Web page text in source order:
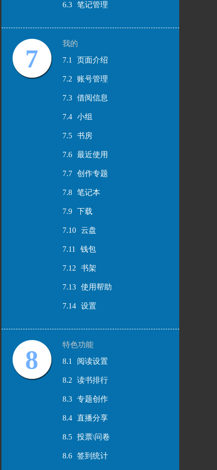
6.3 笔记管理
7
我的
7.1
页面介绍
7.2 账号管理
7.3 借阅信息
7.4 小组
7.5 书房
7.6 最近使用
7.7 创作专题
7.8 笔记本
7.9 下载
7.10 云盘
7.11 钱包
7.12 书架
7.13 使用帮助
7.14 设置
8
特色功能
8.1
阅读设置
8.2 读书排行
8.3 专题创作
8.4 直播分享
8.5 投票\问卷
8.6 签到统计